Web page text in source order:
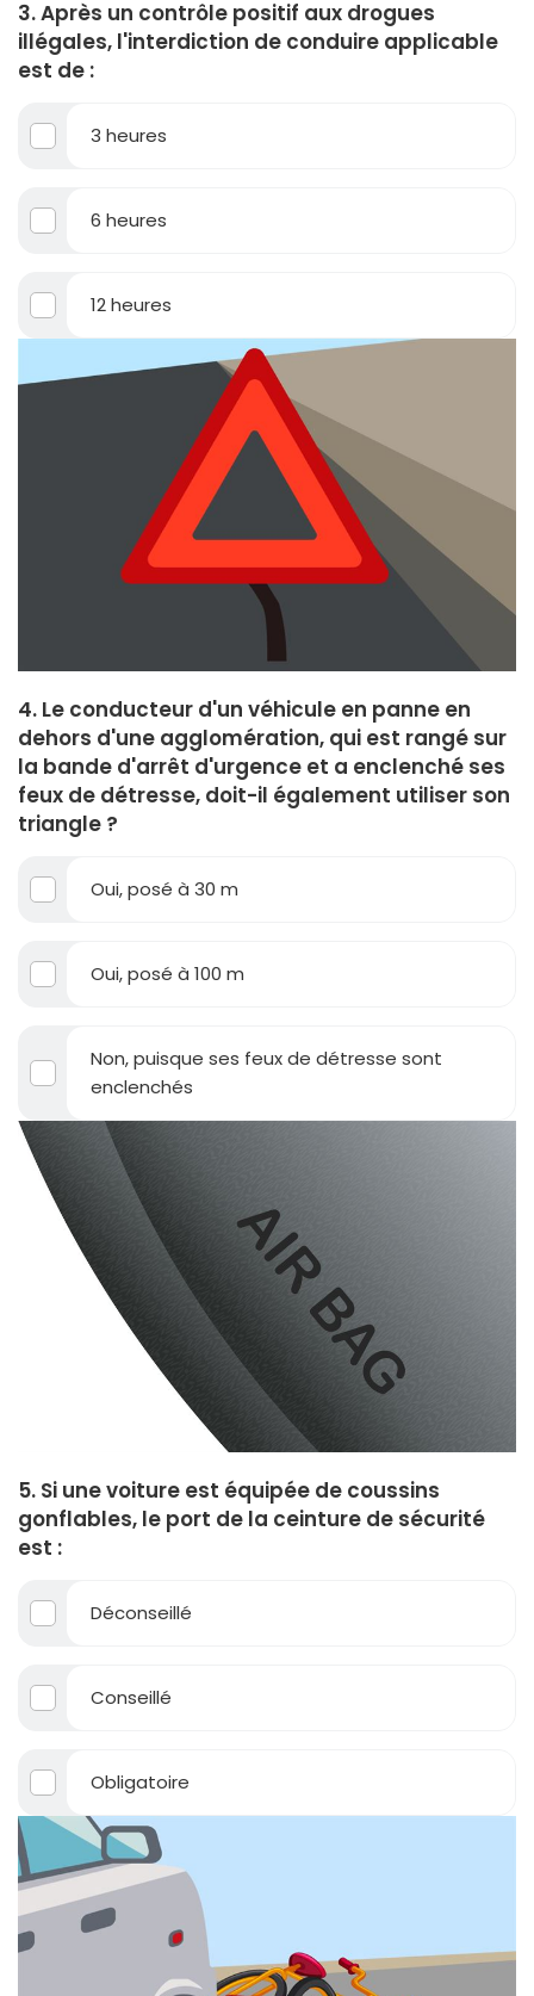
3. Après un contrôle positif aux drogues
illégales, l'interdiction de conduire applicable
est de :
3 heures
6 heures
12 heures
4. Le conducteur d'un véhicule en panne en
dehors d'une agglomération, qui est rangé sur
la bande d'arrêt d'urgence et a enclenché ses
feux de détresse, doit-il également utiliser son
triangle ?
Oui, posé à 30 m
Oui, posé à 100 m
Non, puisque ses feux de détresse sont
enclenchés
5. Si une voiture est équipée de coussins
gonflables, le port de la ceinture de sécurité
est :
Déconseillé
Conseillé
Obligatoire